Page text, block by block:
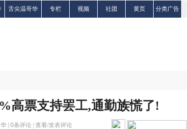
舌尖温哥华 专栏 视频 社团 黄页 分类广告
高票支持罢工,通勤族慌了!
| 0条评论 | 查看/发表评论